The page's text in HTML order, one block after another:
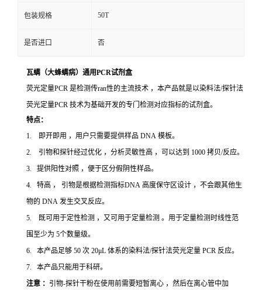
包装规格 50T
是否进口 否
瓦螨（大蜂螨病）通用PCR试剂盒
荧光定量PCR 是检测传ran性的主流技术 ，本产品就是以染料法/探针法
荧光定量PCR 技术为基础开发的专门检测对应指标的试剂盒。
特点：
1. 即开即用 ，用户只需要提供样品 DNA 模板。
2. 引物和探针经过优化 ，分析灵敏性高 ，可以达到 1000 拷贝/反应。
3. 提供阳性对照 ，便于区分假阴性样品。
4. 特高 ， 引物是根据检测指标DNA 高度保守区设计 ，不会跟其他生
物的 DNA 发生交叉反应。
5. 既可用于定性检测 ，又可用于定量检测 。用于定量检测时线性范
围至少为 5个数量级。
6. 本产品足够 50 次 20μL 体系的染料法/探针法荧光定量 PCR 反应。
7. 本产品只能用于科研。
注意 ： 引物-探针干粉在使用前需要短暂离心 ，然后在离心管中加